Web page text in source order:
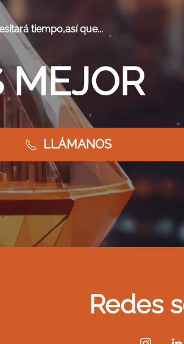
tiempo,así que...
MEJOR
LLÁMANOS
Redes